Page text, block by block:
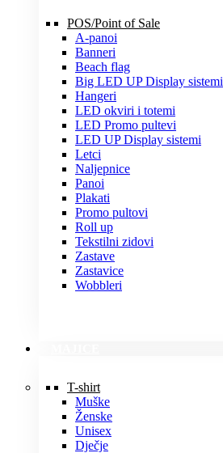
POS/Point of Sale
A-panoi
Banneri
Beach flag
Big LED UP Display sistemi
Hangeri
LED okviri i totemi
LED Promo pultevi
LED UP Display sistemi
Letci
Naljepnice
Panoi
Plakati
Promo pultovi
Roll up
Tekstilni zidovi
Zastave
Zastavice
Wobbleri
T-shirt
Muške
Ženske
Unisex
Dječje